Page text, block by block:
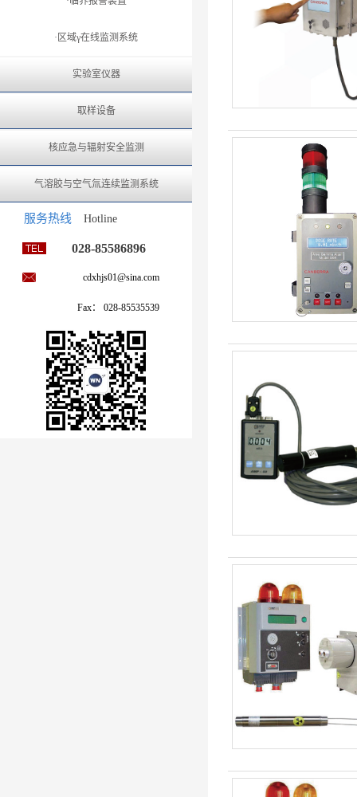
·区域γ在线监测系统
实验室仪器
取样设备
核应急与辐射安全监测
气溶胶与空气氚连续监测系统
服务热线 Hotline
028-85586896
cdxhjs01@sina.com
Fax： 028-85535539